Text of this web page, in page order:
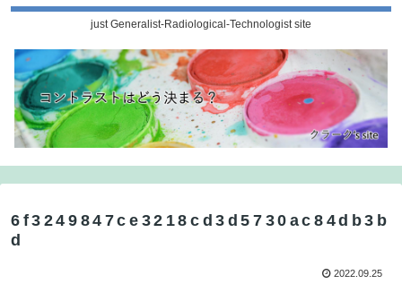
just Generalist-Radiological-Technologist site
6f3249847ce3218cd3d5730ac84db3b
d
2022.09.25